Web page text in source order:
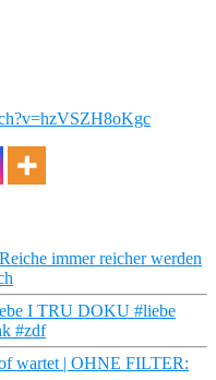
immer reicher werden
I TRU DOKU #liebe
#zdf
wartet | OHNE FILTER: